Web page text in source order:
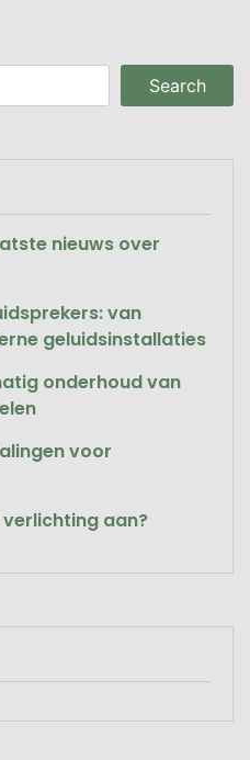
nieuws over
van
geluidsinstallaties
onderhoud van
voor
aan?